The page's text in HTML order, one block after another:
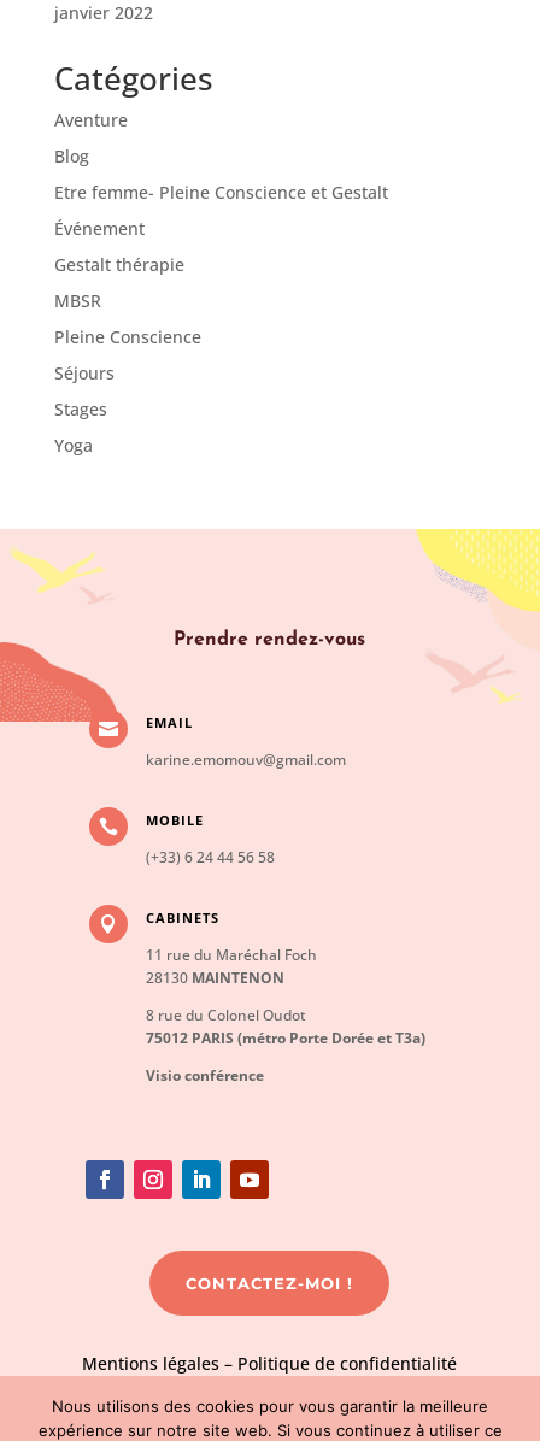
janvier 2022
Catégories
Aventure
Blog
Etre femme- Pleine Conscience et Gestalt
Événement
Gestalt thérapie
MBSR
Pleine Conscience
Séjours
Stages
Yoga
Prendre rendez-vous
 EMAIL
karine.emomouv@gmail.com
 MOBILE
(+33) 6 24 44 56 58
 CABINETS
11 rue du Maréchal Foch
28130 MAINTENON
8 rue du Colonel Oudot
75012 PARIS (métro Porte Dorée et T3a)
Visio conférence
CONTACTEZ-MOI !
Mentions légales – Politique de confidentialité
Nous utilisons des cookies pour vous garantir la meilleure
expérience sur notre site web. Si vous continuez à utiliser ce